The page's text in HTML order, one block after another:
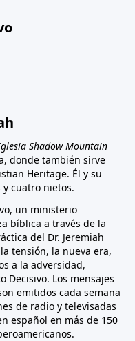
Shadow Mountain
donde también sirve
Heritage. Él y su
cuatro nietos.
un ministerio
bíblica a través de la
del Dr. Jeremiah
tensión, la nueva era,
a la adversidad,
Los mensajes
emitidos cada semana
de radio y televisadas
español en más de 150